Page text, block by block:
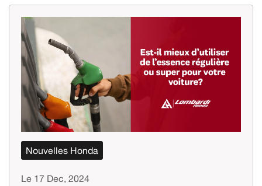
Nouvelles Honda
Le 17 Dec, 2024